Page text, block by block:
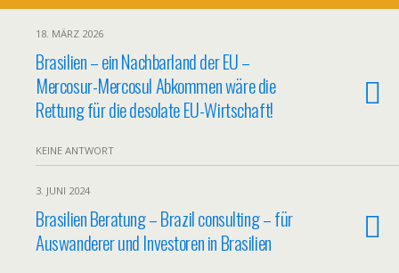
18. MÄRZ 2026
Brasilien – ein Nachbarland der EU –
Mercosur-Mercosul Abkommen wäre die
Rettung für die desolate EU-Wirtschaft!
KEINE ANTWORT
3. JUNI 2024
Brasilien Beratung – Brazil consulting – für
Auswanderer und Investoren in Brasilien